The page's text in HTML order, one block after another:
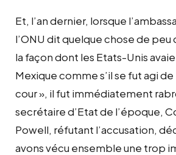
Et, l’an dernier, lorsque
l’ONU dit quelque chose de
la façon dont les Etats-Unis
Mexique comme s’il se fut agi
cour », il fut immédiatement
secrétaire d’Etat de l’époque,
Powell, réfutant l’accusation,
avons vécu ensemble une trop